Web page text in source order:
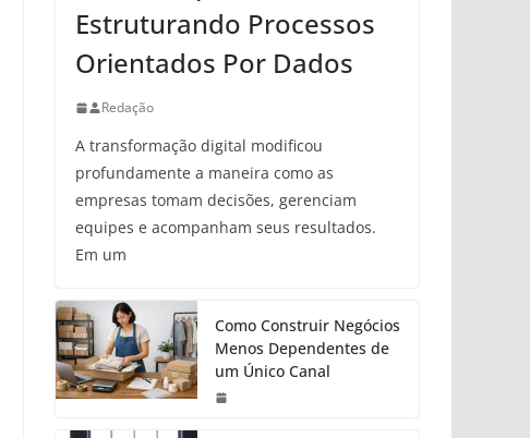
Estruturando Processos
Orientados Por Dados
Redação
A transformação digital modificou
profundamente a maneira como as
empresas tomam decisões, gerenciam
equipes e acompanham seus resultados.
Em um
Como Construir Negócios
Menos Dependentes de
um Único Canal